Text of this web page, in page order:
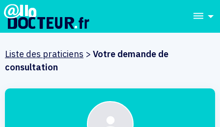
dehaze
Liste des praticiens > Votre demande de
consultation